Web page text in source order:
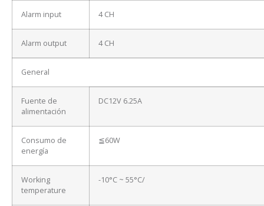
Alarm input 4 CH
Alarm output 4 CH
General
Fuente de
alimentación
DC12V 6.25A
Consumo de
energía
≦60W
Working
temperature
-10°C ~ 55°C/